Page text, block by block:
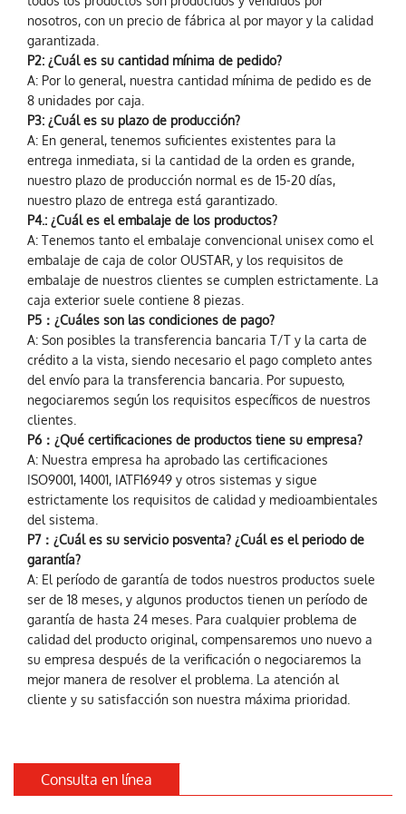
nosotros, con un precio de fábrica al por mayor y la calidad
garantizada.
P2: ¿Cuál es su cantidad mínima de pedido?
A: Por lo general, nuestra cantidad mínima de pedido es de
8 unidades por caja.
P3: ¿Cuál es su plazo de producción?
A: En general, tenemos suficientes existentes para la
entrega inmediata, si la cantidad de la orden es grande,
nuestro plazo de producción normal es de 15-20 días,
nuestro plazo de entrega está garantizado.
P4.: ¿Cuál es el embalaje de los productos?
A: Tenemos tanto el embalaje convencional unisex como el
embalaje de caja de color OUSTAR, y los requisitos de
embalaje de nuestros clientes se cumplen estrictamente. La
caja exterior suele contiene 8 piezas.
P5：¿Cuáles son las condiciones de pago?
A: Son posibles la transferencia bancaria T/T y la carta de
crédito a la vista, siendo necesario el pago completo antes
del envío para la transferencia bancaria. Por supuesto,
negociaremos según los requisitos específicos de nuestros
clientes.
P6：¿Qué certificaciones de productos tiene su empresa?
A: Nuestra empresa ha aprobado las certificaciones
ISO9001, 14001, IATF16949 y otros sistemas y sigue
estrictamente los requisitos de calidad y medioambientales
del sistema.
P7：¿Cuál es su servicio posventa? ¿Cuál es el periodo de
garantía?
A: El período de garantía de todos nuestros productos suele
ser de 18 meses, y algunos productos tienen un período de
garantía de hasta 24 meses. Para cualquier problema de
calidad del producto original, compensaremos uno nuevo a
su empresa después de la verificación o negociaremos la
mejor manera de resolver el problema. La atención al
cliente y su satisfacción son nuestra máxima prioridad.
Consulta en línea